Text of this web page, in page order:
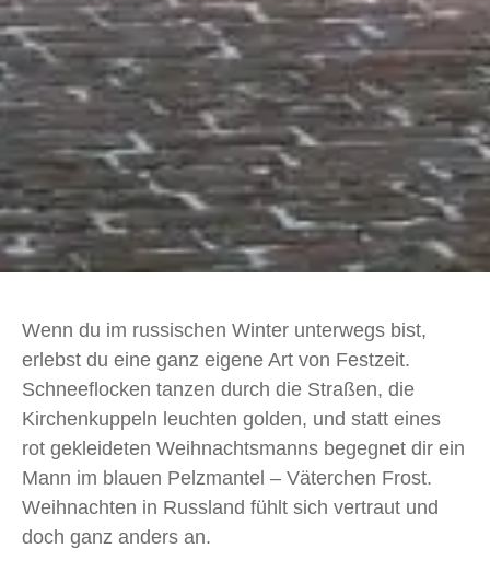
Wenn du im russischen Winter unterwegs bist,
erlebst du eine ganz eigene Art von Festzeit.
Schneeflocken tanzen durch die Straßen, die
Kirchenkuppeln leuchten golden, und statt eines
rot gekleideten Weihnachtsmanns begegnet dir ein
Mann im blauen Pelzmantel – Väterchen Frost.
Weihnachten in Russland fühlt sich vertraut und
doch ganz anders an.